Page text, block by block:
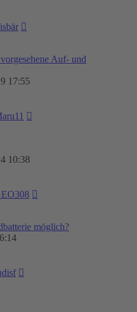
Auf- und
17:55
10:38
möglich?